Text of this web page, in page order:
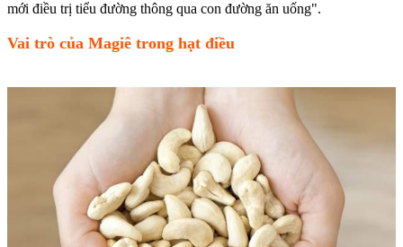
mới điều trị tiểu đường thông qua con đường ăn uống".
Vai trò của Magiê trong hạt điều